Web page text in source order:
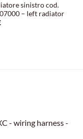
sinistro cod.
– left radiator
- wiring harness -